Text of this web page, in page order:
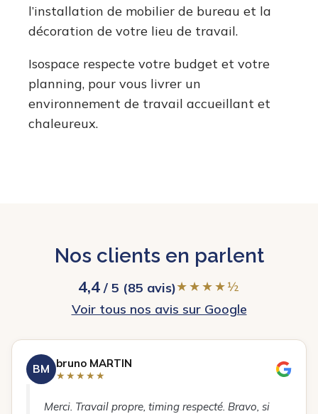
l’installation de mobilier de bureau et la
décoration de votre lieu de travail.
Isospace respecte votre budget et votre
planning, pour vous livrer un
environnement de travail accueillant et
chaleureux.
Nos clients en parlent
4,4/ 5 (85 avis)★★★★½
Voir tous nos avis sur Google
BM bruno MARTIN
★★★★★
Merci. Travail propre, timing respecté. Bravo, si